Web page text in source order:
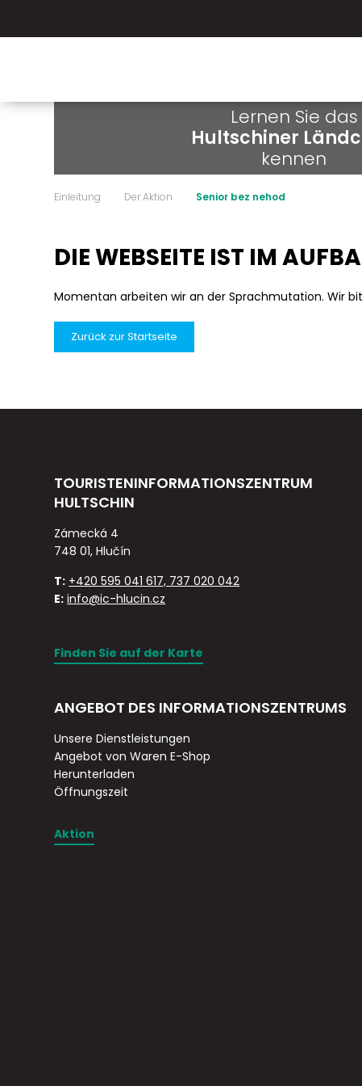
Lernen Sie das
Hultschiner
kennen
Einleitung Der Aktion Senior bez nehod
DIE WEBSEITE IST IM
Momentan arbeiten wir an der Sprachmutation. Wir
Zurück zur Startseite
TOURISTENINFORMATIONSZENTRUM
HULTSCHIN
Zámecká 4
748 01, Hlučín
T: +420 595 041 617, 737 020 042
E: info@ic-hlucin.cz
Finden Sie auf der Karte
ANGEBOT DES INFORMATIONSZENTRUMS
Unsere Dienstleistungen
Angebot von Waren E-Shop
Herunterladen
Öffnungszeit
Aktion